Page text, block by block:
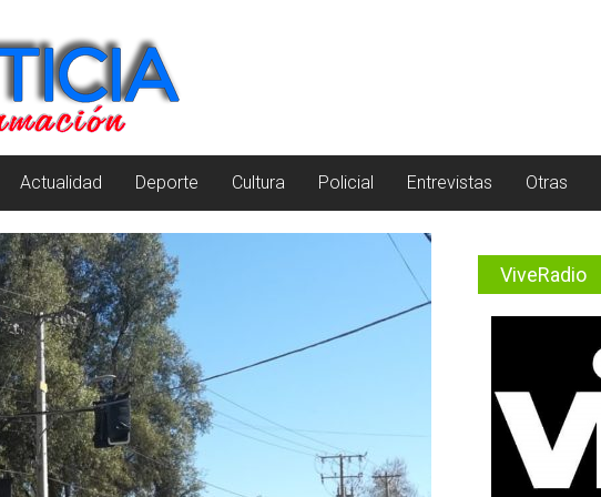
Actualidad Deporte Cultura Policial Entrevistas Otras
ViveRadio